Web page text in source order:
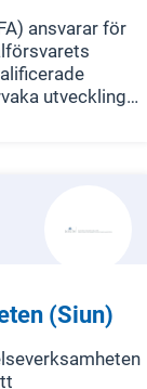
ansvarar för
utvecklingen
(Siun)